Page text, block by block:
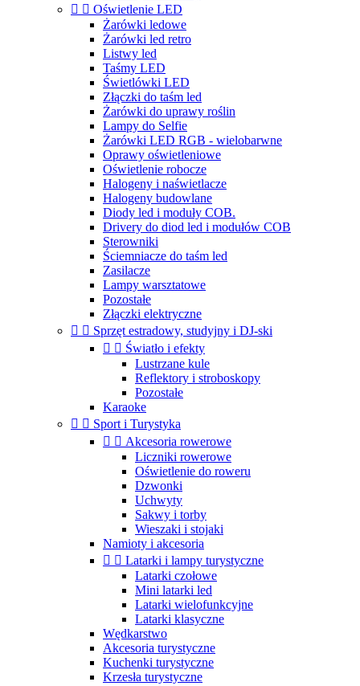
  Oświetlenie LED
Żarówki ledowe
Żarówki led retro
Listwy led
Taśmy LED
Świetlówki LED
Złączki do taśm led
Żarówki do uprawy roślin
Lampy do Selfie
Żarówki LED RGB - wielobarwne
Oprawy oświetleniowe
Oświetlenie robocze
Halogeny i naświetlacze
Halogeny budowlane
Diody led i moduły COB.
Drivery do diod led i modułów COB
Sterowniki
Ściemniacze do taśm led
Zasilacze
Lampy warsztatowe
Pozostałe
Złączki elektryczne
  Sprzęt estradowy, studyjny i DJ-ski
  Światło i efekty
Lustrzane kule
Reflektory i stroboskopy
Pozostałe
Karaoke
  Sport i Turystyka
  Akcesoria rowerowe
Liczniki rowerowe
Oświetlenie do roweru
Dzwonki
Uchwyty
Sakwy i torby
Wieszaki i stojaki
Namioty i akcesoria
  Latarki i lampy turystyczne
Latarki czołowe
Mini latarki led
Latarki wielofunkcyjne
Latarki klasyczne
Wędkarstwo
Akcesoria turystyczne
Kuchenki turystyczne
Krzesła turystyczne